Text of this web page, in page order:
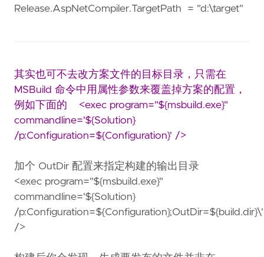
Release.AspNetCompiler.TargetPath = "d:\target"
其实也可不去改方案文件的目标目录，只需在
MSBuild 命令中用属性参数来覆盖掉方案的配置，
例如下面的 <exec program="${msbuild.exe}"
commandline='${Solution}
/p:Configuration=${Configuration}' />
加个 OutDir 配置来指定构建的输出目录
<exec program="${msbuild.exe}"
commandline='${Solution}
/p:Configuration=${Configuration};OutDir=${build.dir}\'
/>